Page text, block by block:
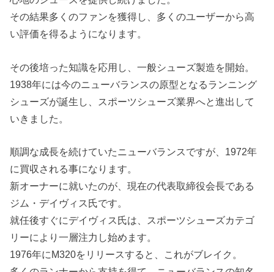
その結果多くのファンを獲得し、多くのユーザーから高
い評価を得るようになります。
その後培った知識を応用し、一般シューズ製造を開始。
1938年には今のニューバランスの原型となるランニング
シューズが誕生し、スポーツシューズ業界へと進出して
いきました。
順調な成長を続けていたニューバランスですが、1972年
に買収される事になります。
新オーナーに就いたのが、現在の代表取締役会長である
ジム・デイヴィス氏です。
就任後すぐにデイヴィス氏は、スポーツシューズカテゴ
リーにより一層注力し始めます。
1976年にM320をリリースすると、これがブレイク。